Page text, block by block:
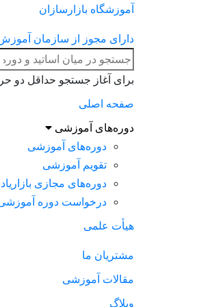
آموزشگاه بازارسازان
دارای مجوز از سازمان
برای آغاز جستجو حداقل دو
صفحه اصلی
دوره‌های آموزشی
دوره‌های آموزشی
تقویم آموزشی
دوره‌های مجازی بازاریاد
درخواست دوره
هیأت علمی
مشتریان ما
مقالات آموزشی
وبلاگ